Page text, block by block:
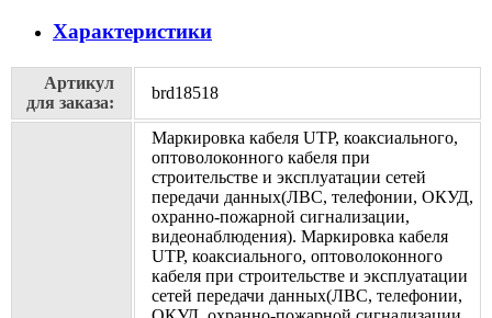
Характеристики
Артикул
для заказа:
brd18518
Маркировка кабеля UTP, коаксиального,
оптоволоконного кабеля при
строительстве и эксплуатации сетей
передачи данных(ЛВС, телефонии, ОКУД,
охранно-пожарной сигнализации,
видеонаблюдения). Маркировка кабеля
UTP, коаксиального, оптоволоконного
кабеля при строительстве и эксплуатации
сетей передачи данных(ЛВС, телефонии,